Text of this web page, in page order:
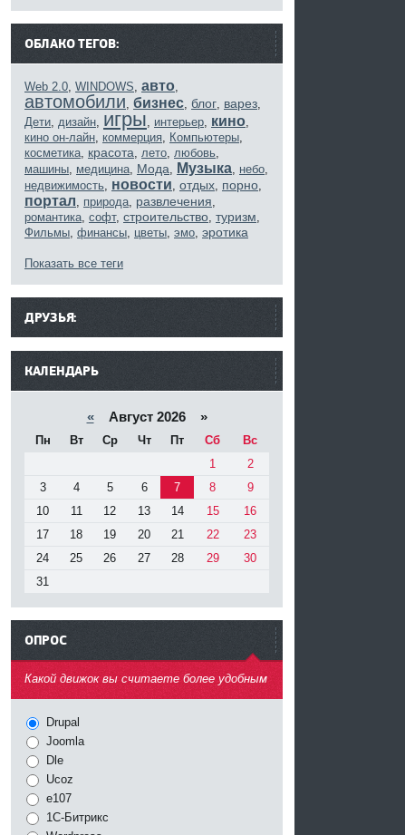
ОБЛАКО ТЕГОВ:
Web 2.0, WINDOWS, авто,
автомобили, бизнес, блог, варез,
Дети, дизайн, игры, интерьер, кино,
кино он-лайн, коммерция, Компьютеры,
косметика, красота, лето, любовь,
машины, медицина, Мода, Музыка, небо,
недвижимость, новости, отдых, порно,
портал, природа, развлечения,
романтика, софт, строительство, туризм,
Фильмы, финансы, цветы, эмо, эротика
Показать все теги
ДРУЗЬЯ:
КАЛЕНДАРЬ
«Август 2026 »
Пн Вт Ср Чт Пт Сб
Вс
1
2
3
4 5 6 7 8
9
10
11 12 13 14 15
16
17
18 19 20 21 22
23
24
25 26 27 28 29
30
31
ОПРОС
Какой движок вы считаете более удобным
Drupal
Joomla
Dle
Ucoz
e107
1С-Битрикс